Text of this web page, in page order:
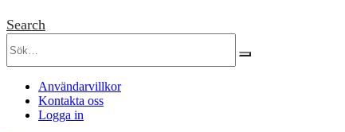
Search
Användarvillkor
Kontakta oss
Logga in